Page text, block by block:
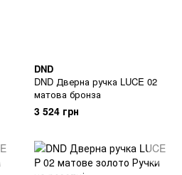
DND
DND Дверна ручка LUCE 02
матова бронза
3 524 грн